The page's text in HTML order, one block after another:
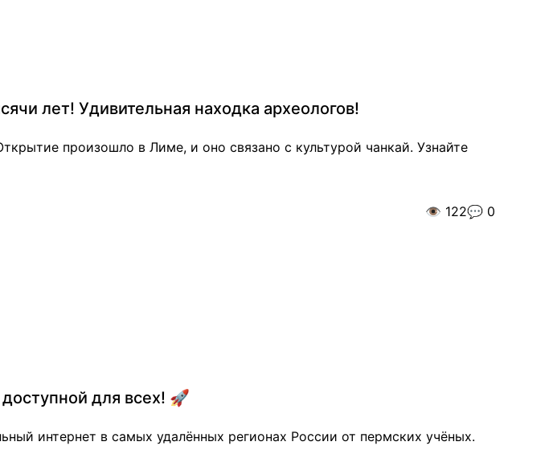
лет! Удивительная находка археологов!
произошло в Лиме, и оно связано с культурой чанкай. Узнайте
👁️ 122💬 0
для всех! 🚀
интернет в самых удалённых регионах России от пермских учёных.